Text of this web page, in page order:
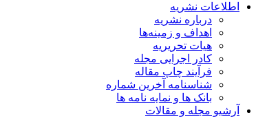
اطلاعات نشریه
درباره نشریه
اهداف و زمینه‌ها
هیات تحریریه
کادر اجرایی مجله
فرآیند چاپ مقاله
شناسنامه آخرین شماره
بانک ها و نمایه نامه ها
آرشیو مجله و مقالات